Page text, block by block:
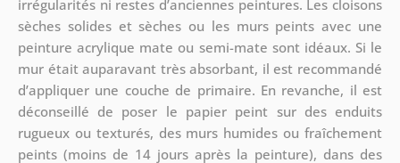
irrégularités ni restes d’anciennes peintures. Les cloisons
sèches solides et sèches ou les murs peints avec une
peinture acrylique mate ou semi-mate sont idéaux. Si le
mur était auparavant très absorbant, il est recommandé
d’appliquer une couche de primaire. En revanche, il est
déconseillé de poser le papier peint sur des enduits
rugueux ou texturés, des murs humides ou fraîchement
peints (moins de 14 jours après la peinture), dans des